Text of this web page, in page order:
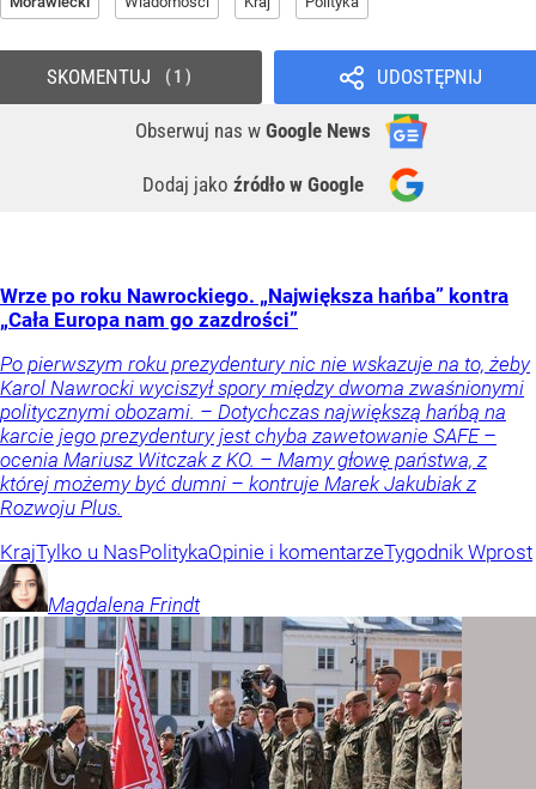
UDOSTĘPNIJ
Obserwuj nas w Google News
Dodaj jako źródło w Google
SKOMENTUJ 1
Wrze po roku Nawrockiego. „Największa hańba” kontra
„Cała Europa nam go zazdrości”
Po pierwszym roku prezydentury nic nie wskazuje na to, żeby
Karol Nawrocki wyciszył spory między dwoma zwaśnionymi
politycznymi obozami. – Dotychczas największą hańbą na
karcie jego prezydentury jest chyba zawetowanie SAFE –
ocenia Mariusz Witczak z KO. – Mamy głowę państwa, z
której możemy być dumni – kontruje Marek Jakubiak z
Rozwoju Plus.
KrajTylko u NasPolitykaOpinie i komentarzeTygodnik Wprost
Magdalena Frindt